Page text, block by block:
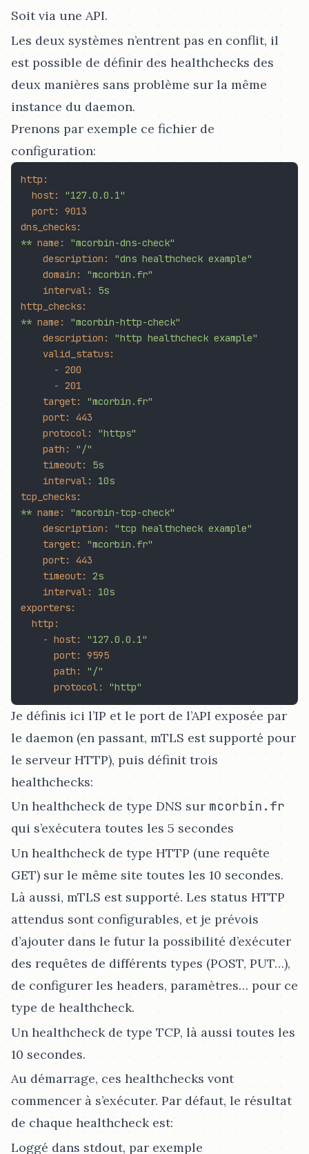
Soit via une API.
Les deux systèmes n’entrent pas en conflit, il
est possible de définir des healthchecks des
deux manières sans problème sur la même
instance du daemon.
Prenons par exemple ce fichier de
configuration:
http:
host:
"127.0.0.1"
port:
9013
dns_checks:
** name:
"mcorbin-dns-check"
description:
"dns healthcheck example"
domain:
"mcorbin.fr"
interval:
5s
http_checks:
** name:
"mcorbin-http-check"
description:
"http healthcheck example"
valid_status:
- 200
- 201
target:
"mcorbin.fr"
port:
443
protocol:
"https"
path:
"/"
timeout:
5s
interval:
10s
tcp_checks:
** name:
"mcorbin-tcp-check"
description:
"tcp healthcheck example"
target:
"mcorbin.fr"
port:
443
timeout:
2s
interval:
10s
exporters:
http:
- host:
"127.0.0.1"
port:
9595
path:
"/"
protocol:
"http"
Je définis ici l’IP et le port de l’API exposée par
le daemon (en passant, mTLS est supporté pour
le serveur HTTP), puis définit trois
healthchecks:
Un healthcheck de type DNS sur mcorbin.fr
qui s’exécutera toutes les 5 secondes
Un healthcheck de type HTTP (une requête
GET) sur le même site toutes les 10 secondes.
Là aussi, mTLS est supporté. Les status HTTP
attendus sont configurables, et je prévois
d’ajouter dans le futur la possibilité d’exécuter
des requêtes de différents types (POST, PUT…​),
de configurer les headers, paramètres…​ pour ce
type de healthcheck.
Un healthcheck de type TCP, là aussi toutes les
10 secondes.
Au démarrage, ces healthchecks vont
commencer à s’exécuter. Par défaut, le résultat
de chaque healthcheck est:
Loggé dans stdout, par exemple